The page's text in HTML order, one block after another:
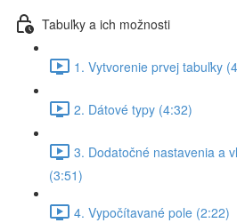
Tabuľky a ich možnosti
1. Vytvorenie prvej tabuľky
2. Dátové typy (4:32)
3. Dodatočné nastavenia a
(3:51)
4. Vypočítavané pole (2:22)